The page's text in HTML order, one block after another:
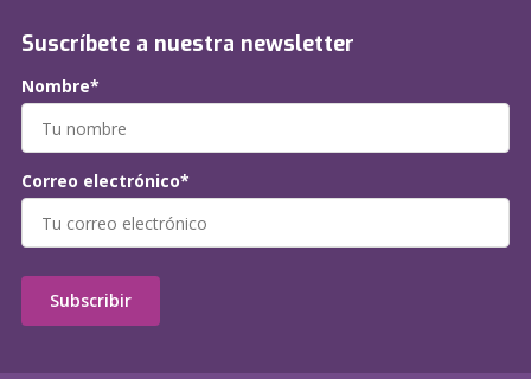
Suscríbete a nuestra newsletter
Nombre*
Correo electrónico*
Subscribir